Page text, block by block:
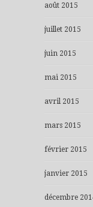
août 2015
juillet 2015
juin 2015
mai 2015
avril 2015
mars 2015
février 2015
janvier 2015
décembre